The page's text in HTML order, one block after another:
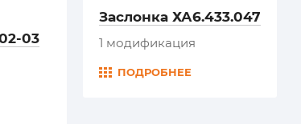
03
Заслонка ХА6.433.047
1 модификация
ПОДРОБНЕЕ